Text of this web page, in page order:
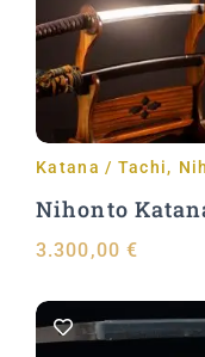
Katana / Tachi,
Nihonto
3.300,00 €